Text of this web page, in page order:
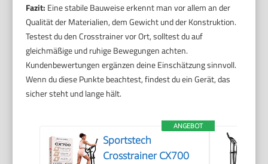
Fazit: Eine stabile Bauweise erkennt man vor allem an der
Qualität der Materialien, dem Gewicht und der Konstruktion.
Testest du den Crosstrainer vor Ort, solltest du auf
gleichmäßige und ruhige Bewegungen achten.
Kundenbewertungen ergänzen deine Einschätzung sinnvoll.
Wenn du diese Punkte beachtest, findest du ein Gerät, das
sicher steht und lange hält.
ANGEBOT
Sportstech
Crosstrainer CX700